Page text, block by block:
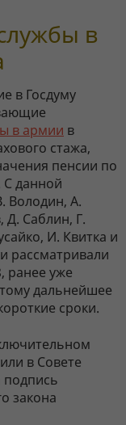
в
в Госдуму
в армии в
стажа,
пенсии по
С данной
Володин, А.
Саблин, Г.
И. Квитка и
рассматривали
ранее уже
дальнейшее
сроки.
в Совете
подпись
закона